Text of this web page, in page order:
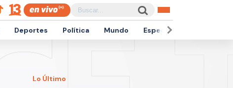
Deportes Política Mundo Espectáculos
Lo Último